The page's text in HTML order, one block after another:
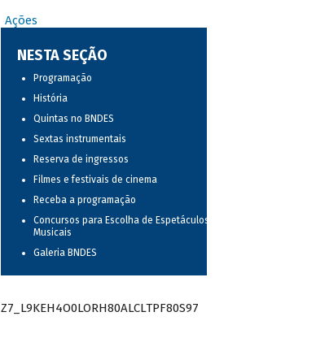
Ações
NESTA SEÇÃO
Programação
História
Quintas no BNDES
Sextas instrumentais
Reserva de ingressos
Filmes e festivais de cinema
Receba a programação
Concursos para Escolha de Espetáculos
Musicais
Galeria BNDES
Z7_L9KEH4O0LORH80ALCLTPF80S97